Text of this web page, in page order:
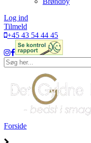
Log ind
Tilmeld
+45 43 54 44 45
Forside